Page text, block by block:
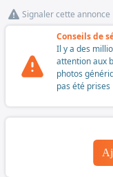
Signaler cette annonce
Conseils de
Il y a des
attention aux
photos
pas été